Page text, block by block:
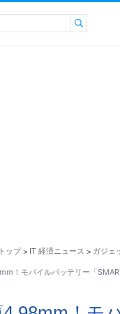
ップ > IT 経済ニュース > ガジェ
！モバイルバッテリー「